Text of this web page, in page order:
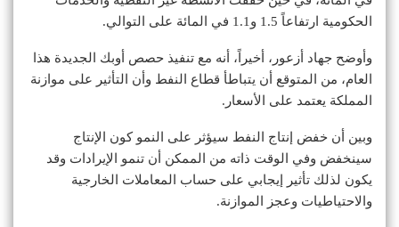
الحكومية ارتفاعاً 1.5 و1.1 في المائة على التوالي.
وأوضح جهاد أزعور، أخيراً، أنه مع تنفيذ حصص أوبك الجديدة هذا
العام، من المتوقع أن يتباطأ قطاع النفط وأن التأثير على موازنة
المملكة يعتمد على الأسعار.
وبين أن خفض إنتاج النفط سيؤثر على النمو كون الإنتاج
سينخفض وفي الوقت ذاته من الممكن أن تنمو الإيرادات وقد
يكون لذلك تأثير إيجابي على حساب المعاملات الخارجية
والاحتياطيات وعجز الموازنة.